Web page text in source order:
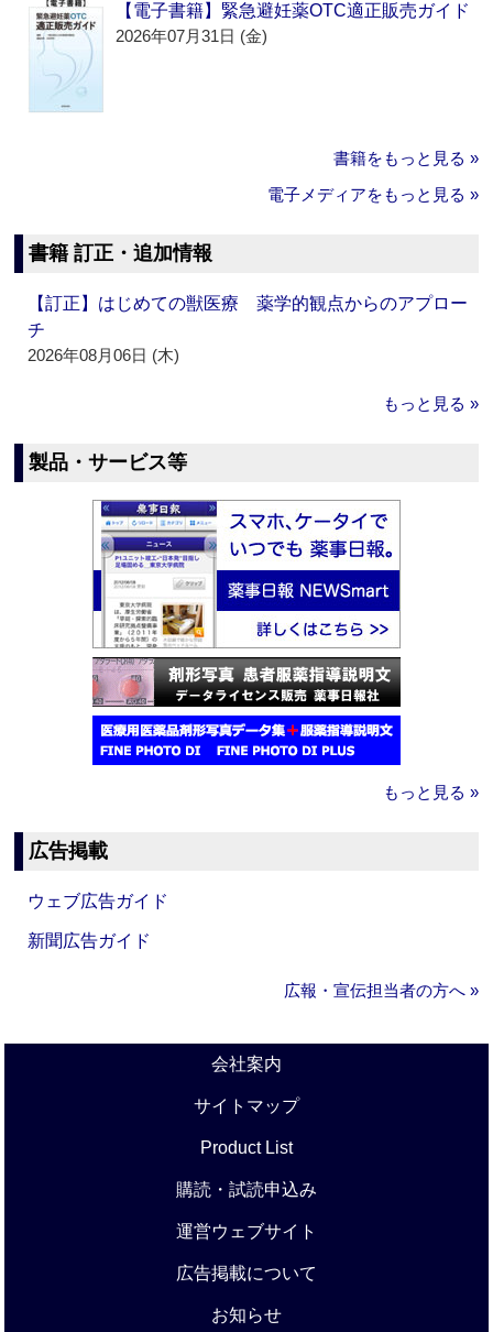
【電子書籍】緊急避妊薬OTC適正販売ガイド
2026年07月31日 (金)
書籍をもっと見る »
電子メディアをもっと見る »
書籍 訂正・追加情報
【訂正】はじめての獣医療 薬学的観点からのアプロー
チ
2026年08月06日 (木)
もっと見る »
製品・サービス等
もっと見る »
広告掲載
ウェブ広告ガイド
新聞広告ガイド
広報・宣伝担当者の方へ »
会社案内
サイトマップ
Product List
購読・試読申込み
運営ウェブサイト
広告掲載について
お知らせ